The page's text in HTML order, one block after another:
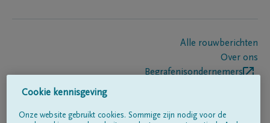
Alle rouwberichten
Over ons
Begrafenisondernemers
Cookie kennisgeving
Onze website gebruikt cookies. Sommige zijn nodig voor de